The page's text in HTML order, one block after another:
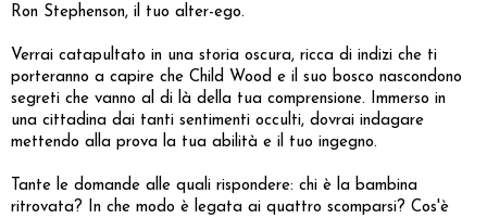
Ron Stephenson, il tuo alter-ego.
Verrai catapultato in una storia oscura, ricca di indizi che ti
porteranno a capire che Child Wood e il suo bosco nascondono
segreti che vanno al di là della tua comprensione. Immerso in
una cittadina dai tanti sentimenti occulti, dovrai indagare
mettendo alla prova la tua abilità e il tuo ingegno.
Tante le domande alle quali rispondere: chi è la bambina
ritrovata? In che modo è legata ai quattro scomparsi? Cos'è